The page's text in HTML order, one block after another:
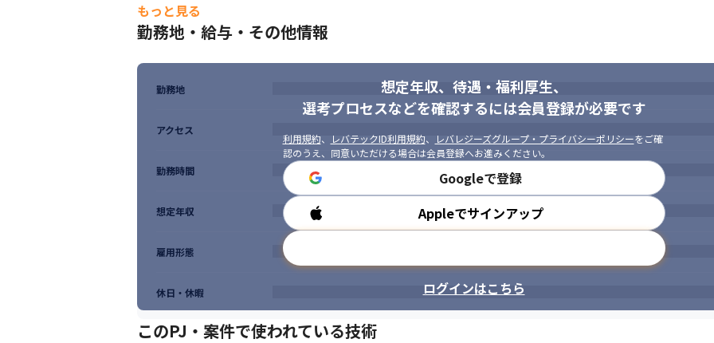
もっと見る
勤務地・給与・その他情報
想定年収、待遇・福利厚生、
選考プロセスなどを確認するには会員登録が必要です
利用規約、 レバテックID利用規約、 レバレジーズグループ・プライバシーポリシーをご確
認のうえ、同意いただける場合は会員登録へお進みください。
Googleで登録
Appleでサインアップ
ログインはこちら
勤務地
アクセス
勤務時間
想定年収
雇用形態
休日・休暇
このPJ・案件で使われている技術